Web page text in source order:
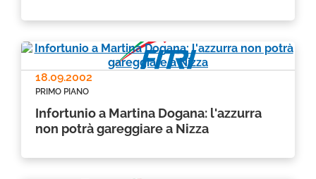
18.09.2002
PRIMO PIANO
Infortunio a Martina Dogana: l'azzurra
non potrà gareggiare a Nizza